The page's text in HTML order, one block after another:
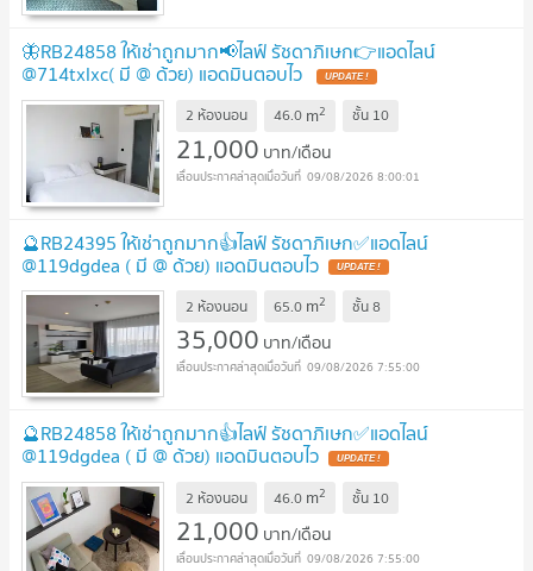
🦋RB24858 ให้เช่าถูกมาก📢ไลฟ์ รัชดาภิเษก👉แอดไลน์
@714txlxc( มี @ ด้วย) แอดมินตอบไว UPDATE !
2 ห้องนอน 46.0 m2 ชั้น 10
21,000 บาท/เดือน
09/08/2026 8:00:01
🔮RB24395 ให้เช่าถูกมาก👍ไลฟ์ รัชดาภิเษก✅แอดไลน์
@119dgdea ( มี @ ด้วย) แอดมินตอบไว UPDATE !
2 ห้องนอน 65.0 m2 ชั้น8
35,000 บาท/เดือน
09/08/2026 7:55:00
🔮RB24858 ให้เช่าถูกมาก👍ไลฟ์ รัชดาภิเษก✅แอดไลน์
@119dgdea ( มี @ ด้วย) แอดมินตอบไว UPDATE !
2 ห้องนอน 46.0 m2 ชั้น 10
21,000 บาท/เดือน
09/08/2026 7:55:00